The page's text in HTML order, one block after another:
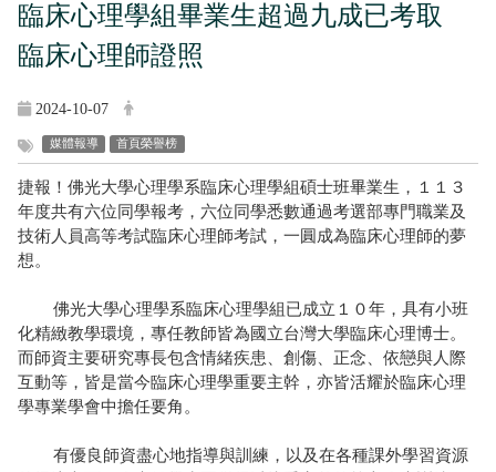
臨床心理學組畢業生超過九成已考取
臨床心理師證照
2024-10-07
媒體報導 首頁榮譽榜
捷報！佛光大學心理學系臨床心理學組碩士班畢業生，１１３
年度共有六位同學報考，六位同學悉數通過考選部專門職業及
技術人員高等考試臨床心理師考試，一圓成為臨床心理師的夢
想。
佛光大學心理學系臨床心理學組已成立１０年，具有小班
化精緻教學環境，專任教師皆為國立台灣大學臨床心理博士。
而師資主要研究專長包含情緒疾患、創傷、正念、依戀與人際
互動等，皆是當今臨床心理學重要主幹，亦皆活耀於臨床心理
學專業學會中擔任要角。
有優良師資盡心地指導與訓練，以及在各種課外學習資源